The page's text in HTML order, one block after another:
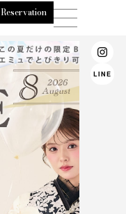
Reservation
I
n
s
t
LINE